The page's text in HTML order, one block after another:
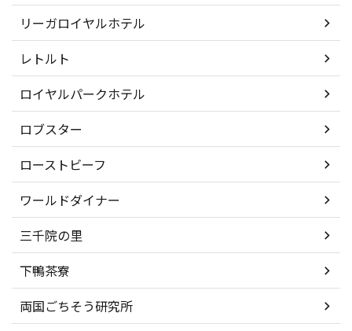
リーガロイヤルホテル
レトルト
ロイヤルパークホテル
ロブスター
ローストビーフ
ワールドダイナー
三千院の里
下鴨茶寮
両国ごちそう研究所